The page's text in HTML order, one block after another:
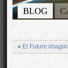
BLOG
« El Futuro